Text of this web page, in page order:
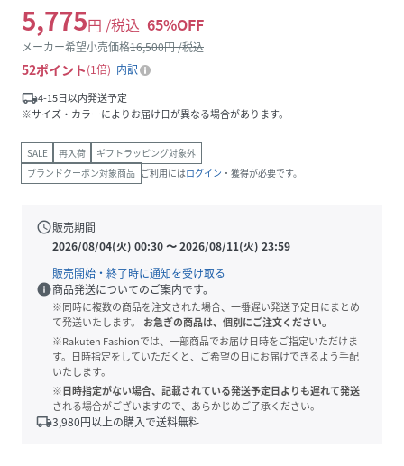
5,775円 /税込 65%OFF
メーカー希望小売価格16,500円 /税込
52ポイント 1倍
内訳
local_shipping4-15日以内発送予定
※サイズ・カラーによりお届け日が異なる場合があります。
SALE 再入荷
ギフトラッピング対象外
ブランドクーポン対象商品 ご利用にはログイン ・獲得が必要です。
schedule販売期間
2026/08/04(火) 00:30〜2026/08/11(火) 23:59
販売開始・終了時に通知を受け取る
info商品発送についてのご案内です。
※同時に複数の商品を注文された場合、一番遅い発送予定日にまとめ
て発送いたします。
お急ぎの商品は、個別にご注文ください。
※Rakuten Fashionでは、一部商品でお届け日時をご指定いただけま
す。日時指定をしていただくと、ご希望の日にお届けできるよう手配
いたします。
※日時指定がない場合、記載されている発送予定日よりも遅れて発送
される場合がございますので、あらかじめご了承ください。
local_shipping3,980円以上の購入で送料無料